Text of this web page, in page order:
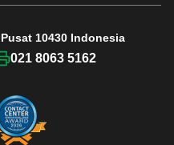
10430 Indonesia
021 8063 5162